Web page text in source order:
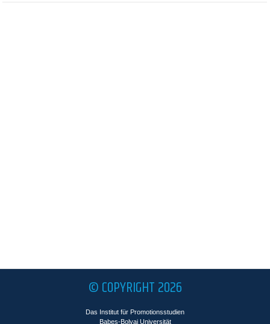
© COPYRIGHT 2026
Das Institut für Promotionsstudien
Babeş-Bolyai Universität